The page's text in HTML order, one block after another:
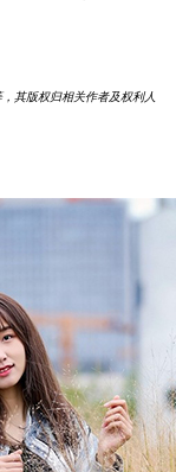
其版权归相关作者及权利人